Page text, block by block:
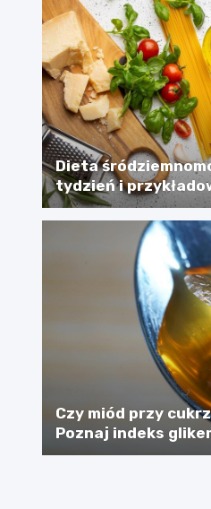
Dieta
tydzień i
Czy miód przy
Poznaj indeks
na poziom cukru